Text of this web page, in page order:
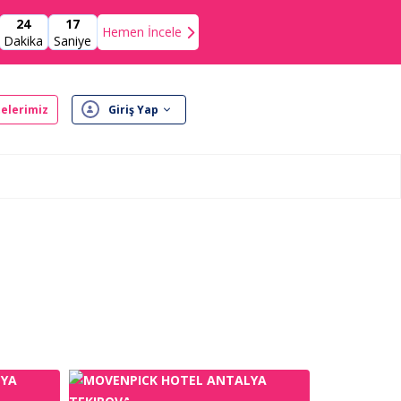
24
Dakika
16
Saniye
Hemen İncele
Giriş Yap